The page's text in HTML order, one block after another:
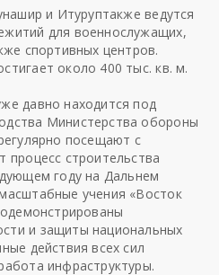
и Итуруптакже ведутся
для военнослужащих,
спортивных центров.
около 400 тыс. кв. м.
давно находится под
Министерства обороны
посещают с
процесс строительства
году на Дальнем
учения «Восток
и защиты национальных
действия всех сил
инфраструктуры.